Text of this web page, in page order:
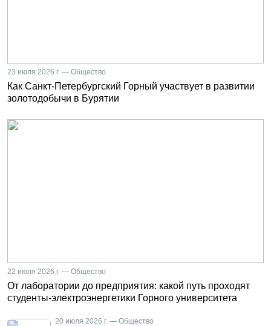
23 июля 2026 г. — Общество
Как Санкт-Петербургский Горный участвует в развитии
золотодобычи в Бурятии
22 июля 2026 г. — Общество
От лаборатории до предприятия: какой путь проходят
студенты-электроэнергетики Горного университета
20 июля 2026 г. — Общество